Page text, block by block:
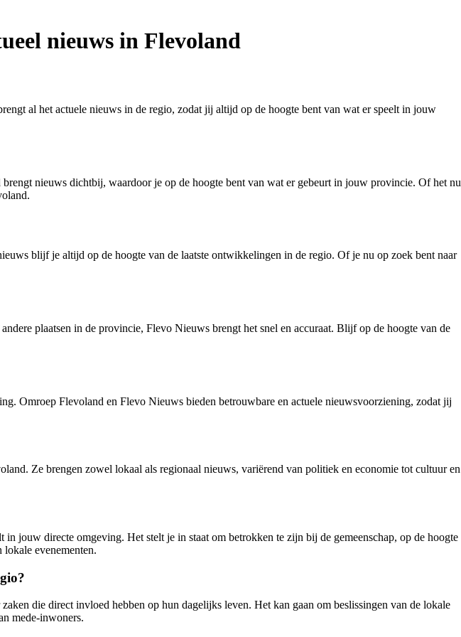
nieuws in Flevoland
al het actuele nieuws in de regio, zodat jij altijd op de hoogte bent van wat er speelt in jouw
nieuws dichtbij, waardoor je op de hoogte bent van wat er gebeurt in jouw provincie. Of het nu
blijf je altijd op de hoogte van de laatste ontwikkelingen in de regio. Of je nu op zoek bent naar
plaatsen in de provincie, Flevo Nieuws brengt het snel en accuraat. Blijf op de hoogte van de
Omroep Flevoland en Flevo Nieuws bieden betrouwbare en actuele nieuwsvoorziening, zodat jij
Ze brengen zowel lokaal als regionaal nieuws, variërend van politiek en economie tot cultuur en
jouw directe omgeving. Het stelt je in staat om betrokken te zijn bij de gemeenschap, op de hoogte
evenementen.
die direct invloed hebben op hun dagelijks leven. Het kan gaan om beslissingen van de lokale
mede-inwoners.